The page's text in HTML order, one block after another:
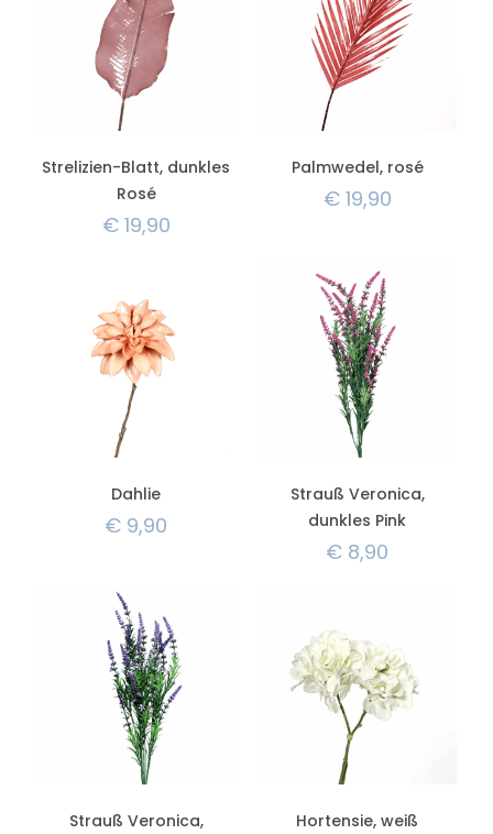
Strelizien-Blatt, dunkles
Rosé
€19,90
Palmwedel, rosé
€19,90
Dahlie
€ 9,90
Strauß Veronica,
dunkles Pink
€ 8,90
Strauß Veronica,
Hortensie, weiß